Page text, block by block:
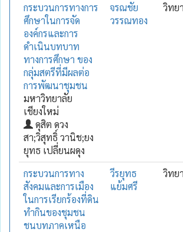
กระบวนการทางการ
ศึกษาในการจัด
องค์กรและการ
ดำเนินบทบาท
ทางการศึกษา ของ
กลุ่มสตรีที่มีผลต่อ
การพัฒนาชุมชน
มหาวิทยาลัย
เชียงใหม่
ดุสิต ดวง
สา;วิสุทธิ์ วานิช;ยง
ยุทธ เปลี่ยนผดุง
จรณชัย
วรรณทอง
วิทย
กระบวนการทาง
สังคมและการเมือง
ในการเรียกร้องที่ดิน
ทำกินของชุมชน
ชนบทภาคเหนือ
วีรยุทธ
แย้มศรี
วิทย